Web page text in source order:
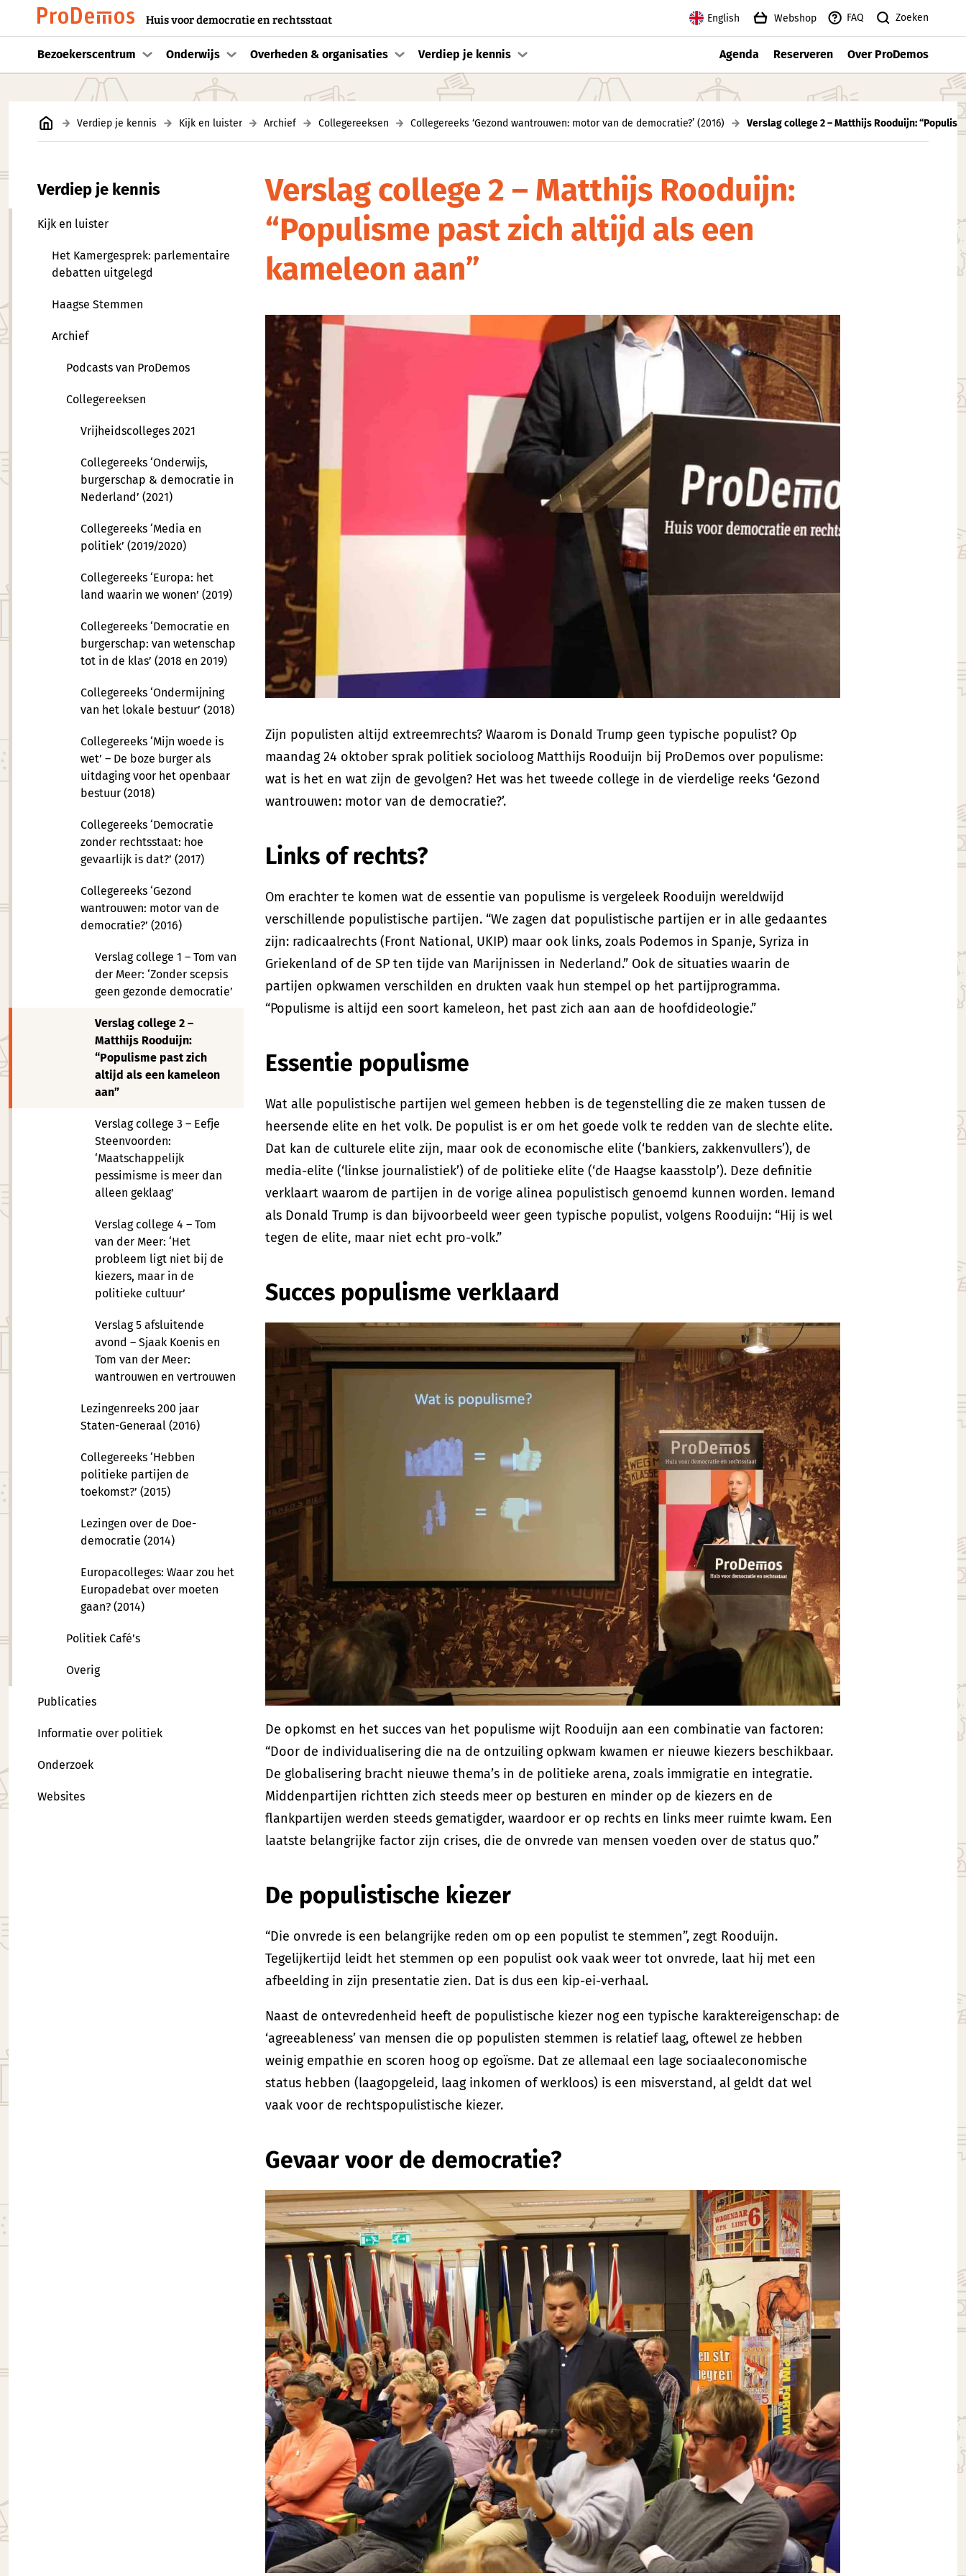
Huis voor democratie en rechtsstaat English Webshop FAQ Zoeken
Bezoekerscentrum Onderwijs Overheden & organisaties Verdiep je kennis Agenda Reserveren Over ProDemos
Verdiep je kennis Kijk en luister Archief Collegereeksen Collegereeks ‘Gezond wantrouwen: motor van de democratie?’ (2016) Verslag college 2 – Matthijs Rooduijn:
Verdiep je kennis
Kijk en luister
Het Kamergesprek: parlementaire
debatten uitgelegd
Haagse Stemmen
Archief
Podcasts van ProDemos
Collegereeksen
Vrijheidscolleges 2021
Collegereeks ‘Onderwijs,
burgerschap & democratie in
Nederland’ (2021)
Collegereeks ‘Media en
politiek’ (2019/2020)
Collegereeks ‘Europa: het
land waarin we wonen’ (2019)
Collegereeks ‘Democratie en
burgerschap: van wetenschap
tot in de klas’ (2018 en 2019)
Collegereeks ‘Ondermijning
van het lokale bestuur’ (2018)
Collegereeks ‘Mijn woede is
wet’ – De boze burger als
uitdaging voor het openbaar
bestuur (2018)
Collegereeks ‘Democratie
zonder rechtsstaat: hoe
gevaarlijk is dat?’ (2017)
Collegereeks ‘Gezond
wantrouwen: motor van de
democratie?’ (2016)
Verslag college 1 – Tom van
der Meer: ‘Zonder scepsis
geen gezonde democratie’
Verslag college 2 –
Matthijs Rooduijn:
“Populisme past zich
altijd als een kameleon
aan”
Verslag college 3 – Eefje
Steenvoorden:
‘Maatschappelijk
pessimisme is meer dan
alleen geklaag’
Verslag college 4 – Tom
van der Meer: ‘Het
probleem ligt niet bij de
kiezers, maar in de
politieke cultuur’
Verslag 5 afsluitende
avond – Sjaak Koenis en
Tom van der Meer:
wantrouwen en vertrouwen
Lezingenreeks 200 jaar
Staten-Generaal (2016)
Collegereeks ‘Hebben
politieke partijen de
toekomst?’ (2015)
Lezingen over de Doe-
democratie (2014)
Europacolleges: Waar zou het
Europadebat over moeten
gaan? (2014)
Politiek Café’s
Overig
Publicaties
Informatie over politiek
Onderzoek
Websites
Verslag college 2 – Matthijs Rooduijn:
“Populisme past zich altijd als een
kameleon aan”
Zijn populisten altijd extreemrechts? Waarom is Donald Trump geen typische populist? Op
maandag 24 oktober sprak politiek socioloog Matthijs Rooduijn bij ProDemos over populisme:
wat is het en wat zijn de gevolgen? Het was het tweede college in de vierdelige reeks ‘Gezond
wantrouwen: motor van de democratie?’.
Links of rechts?
Om erachter te komen wat de essentie van populisme is vergeleek Rooduijn wereldwijd
verschillende populistische partijen. “We zagen dat populistische partijen er in alle gedaantes
zijn: radicaalrechts (Front National, UKIP) maar ook links, zoals Podemos in Spanje, Syriza in
Griekenland of de SP ten tijde van Marijnissen in Nederland.” Ook de situaties waarin de
partijen opkwamen verschilden en drukten vaak hun stempel op het partijprogramma.
“Populisme is altijd een soort kameleon, het past zich aan aan de hoofdideologie.”
Essentie populisme
Wat alle populistische partijen wel gemeen hebben is de tegenstelling die ze maken tussen de
heersende elite en het volk. De populist is er om het goede volk te redden van de slechte elite.
Dat kan de culturele elite zijn, maar ook de economische elite (‘bankiers, zakkenvullers’), de
media-elite (‘linkse journalistiek’) of de politieke elite (‘de Haagse kaasstolp’). Deze definitie
verklaart waarom de partijen in de vorige alinea populistisch genoemd kunnen worden. Iemand
als Donald Trump is dan bijvoorbeeld weer geen typische populist, volgens Rooduijn: “Hij is wel
tegen de elite, maar niet echt pro-volk.”
Succes populisme verklaard
De opkomst en het succes van het populisme wijt Rooduijn aan een combinatie van factoren:
“Door de individualisering die na de ontzuiling opkwam kwamen er nieuwe kiezers beschikbaar.
De globalisering bracht nieuwe thema’s in de politieke arena, zoals immigratie en integratie.
Middenpartijen richtten zich steeds meer op besturen en minder op de kiezers en de
flankpartijen werden steeds gematigder, waardoor er op rechts en links meer ruimte kwam. Een
laatste belangrijke factor zijn crises, die de onvrede van mensen voeden over de status quo.”
De populistische kiezer
“Die onvrede is een belangrijke reden om op een populist te stemmen”, zegt Rooduijn.
Tegelijkertijd leidt het stemmen op een populist ook vaak weer tot onvrede, laat hij met een
afbeelding in zijn presentatie zien. Dat is dus een kip-ei-verhaal.
Naast de ontevredenheid heeft de populistische kiezer nog een typische karaktereigenschap: de
‘agreeableness’ van mensen die op populisten stemmen is relatief laag, oftewel ze hebben
weinig empathie en scoren hoog op egoïsme. Dat ze allemaal een lage sociaaleconomische
status hebben (laagopgeleid, laag inkomen of werkloos) is een misverstand, al geldt dat wel
vaak voor de rechtspopulistische kiezer.
Gevaar voor de democratie?